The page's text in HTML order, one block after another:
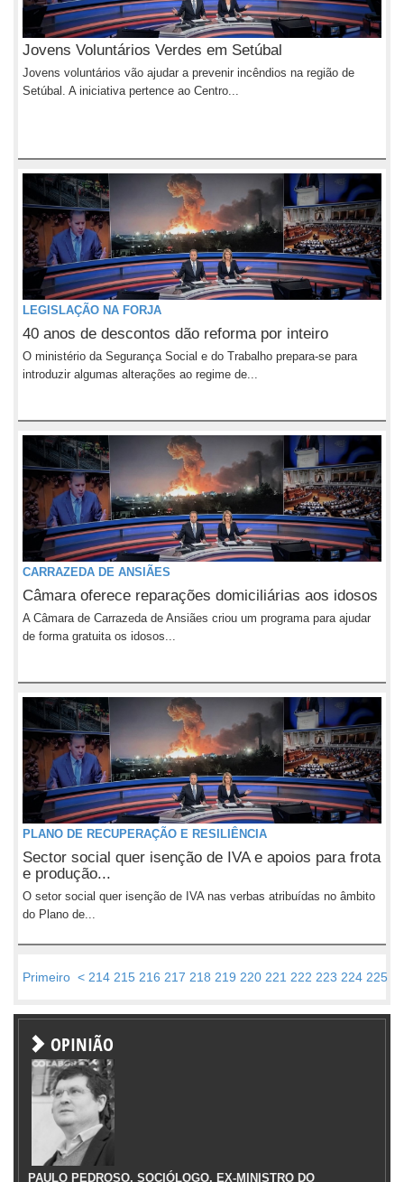
Jovens Voluntários Verdes em Setúbal
Jovens voluntários vão ajudar a prevenir incêndios na região de
Setúbal. A iniciativa pertence ao Centro...
LEGISLAÇÃO NA FORJA
40 anos de descontos dão reforma por inteiro
O ministério da Segurança Social e do Trabalho prepara-se para
introduzir algumas alterações ao regime de...
CARRAZEDA DE ANSIÃES
Câmara oferece reparações domiciliárias aos idosos
A Câmara de Carrazeda de Ansiães criou um programa para ajudar
de forma gratuita os idosos...
PLANO DE RECUPERAÇÃO E RESILIÊNCIA
Sector social quer isenção de IVA e apoios para frota
e produção...
O setor social quer isenção de IVA nas verbas atribuídas no âmbito
do Plano de...
Primeiro < 214 215 216 217 218 219 220 221 222 223 224 225
OPINIÃO
PAULO PEDROSO, SOCIÓLOGO, EX-MINISTRO DO